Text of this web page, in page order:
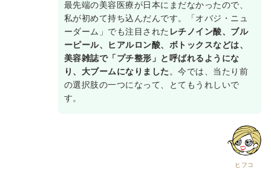
最先端の美容医療が日本にまだなかったので、
私が初めて持ち込んだんです。「オバジ・ニュ
ーダーム」でも注目された レチノイン酸、ブル
ーピール、ヒアルロン酸、ボトックスなどは、
美容雑誌で「プチ整形」と呼ばれるようにな
り、大ブームになりました 。今では、当たり前
の選択肢の一つになって、とてもうれしいで
す。
ヒフコ